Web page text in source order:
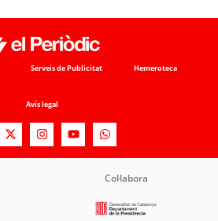
Serveis de Publicitat Hemeroteca
Avís legal
Col·labora